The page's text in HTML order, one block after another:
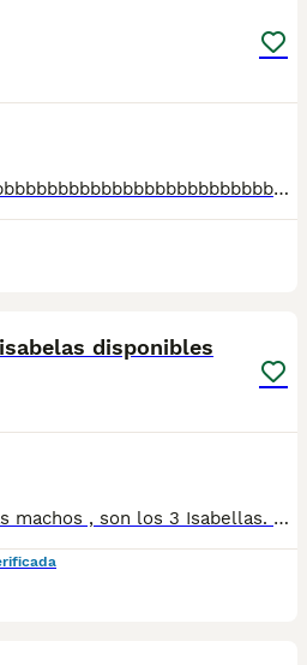
vvvvvvvvvvvbbbbbbbbbbbbbbbbbbbbbbbbbbbbbbbbbbbbbbbbbbbbbbbbbbbbbbbbbbbbbbbbbbbbbbbbbbbbbbbbbbbbbbbbbbbbbbbbbbbbbbbbbbbbbbbb
disponibles
Cachorritos de chihuahuas machos , son los 3 Isabellas. Se entregan con las vacunas correspondientes a su edad y desparasitados. Se entregan apartir del 25 de junio